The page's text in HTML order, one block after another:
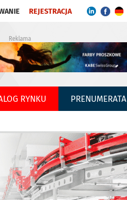
REJESTRACJA
Reklama
RYNKU PRENUMERATA